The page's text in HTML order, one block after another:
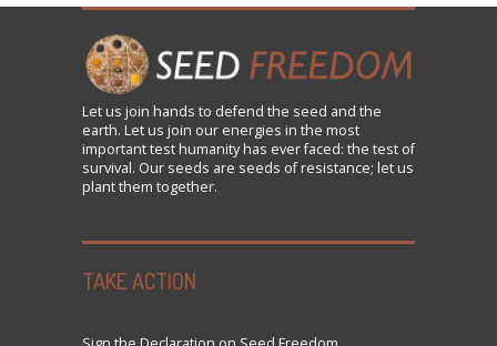
Let us join hands to defend the seed and the
earth. Let us join our energies in the most
important test humanity has ever faced: the test of
survival. Our seeds are seeds of resistance; let us
plant them together.
TAKE ACTION